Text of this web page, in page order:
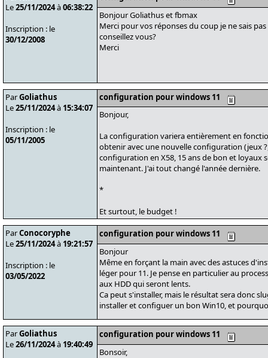
Le25/11/2024à06:38:22
Inscription : le
30/12/2008
Bonjour Goliathus et fbmax
Merci pour vos réponses du coup je ne sais
conseillez vous?
Merci
ParGoliathus
Le25/11/2024à 15:34:07
Inscription : le
05/11/2005
configuration pour windows 11
Bonjour,
La configuration variera entièrement en
obtenir avec une nouvelle configuration (jeux
configuration en X58, 15 ans de bon et loyaux
maintenant. J'ai tout changé l'année dernière.
*
Et surtout, le budget !
ParConocoryphe
Le25/11/2024à 19:21:57
Inscription : le
03/05/2022
configuration pour windows 11
Bonjour
Même en forçant la main avec des astuces
léger pour 11. Je pense en particulier au
aux HDD qui seront lents.
Ca peut s'installer, mais le résultat sera donc
installer et configuer un bon Win10, et
ParGoliathus
Le26/11/2024à 19:40:49
configuration pour windows 11
Bonsoir,